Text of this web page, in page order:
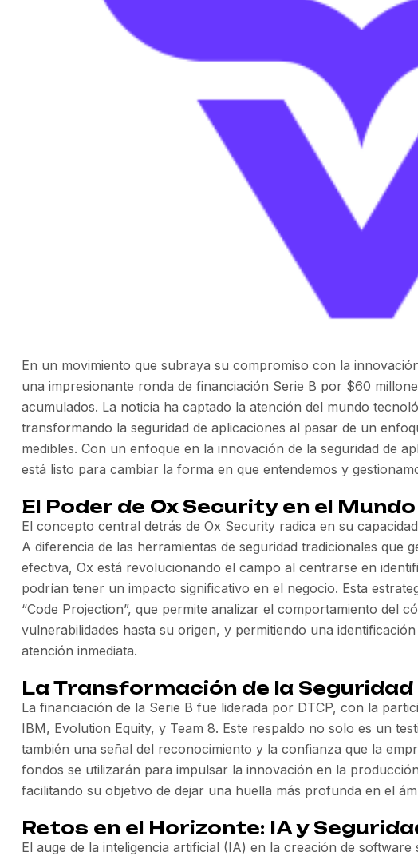
En un movimiento que subraya su compromiso con la
una impresionante ronda de financiación Serie B por $60
acumulados. La noticia ha captado la atención del mundo
transformando la seguridad de aplicaciones al pasar de un
medibles. Con un enfoque en la innovación de la seguridad de
está listo para cambiar la forma en que entendemos y
El Poder de Ox Security en el
El concepto central detrás de Ox Security radica en su
A diferencia de las herramientas de seguridad tradicionales que
efectiva, Ox está revolucionando el campo al centrarse en
podrían tener un impacto significativo en el negocio. Esta
“Code Projection”, que permite analizar el comportamiento del
vulnerabilidades hasta su origen, y permitiendo una
atención inmediata.
La Transformación de la
La financiación de la Serie B fue liderada por DTCP, con la
IBM, Evolution Equity, y Team 8. Este respaldo no solo es un
también una señal del reconocimiento y la confianza que la
fondos se utilizarán para impulsar la innovación en la
facilitando su objetivo de dejar una huella más profunda en el
Retos en el Horizonte: IA y
El auge de la inteligencia artificial (IA) en la creación de